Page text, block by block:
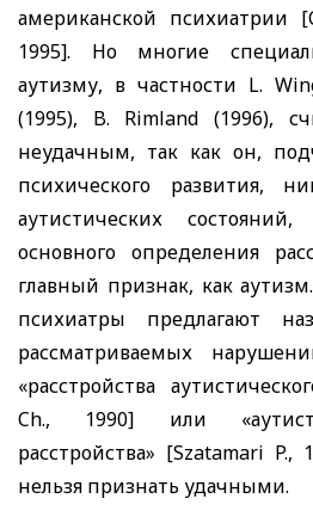
американской психиатрии [
1995]. Но многие
аутизму, в частности L.
(1995), B. Rimland(1996),
неудачным, так как он,
психического развития,
аутистических
основного определения
главный признак, как
психиатры предлагают
рассматриваемых
«расстройства
Ch., 1990] или
расстройства» [Szatamari P.,
нельзя признать удачными.